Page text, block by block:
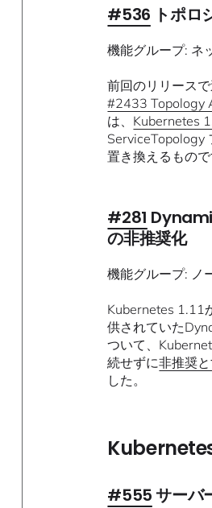
#536 トポロ
機能グループ: ネ
前回のリリースで
#2433 Topology
は、 Kubernetes
ServiceTopology
置き換えるもので
#281
の非推奨化
機能グループ: ノ
Kubernetes 1.11
供されていた
ついて、
続せずに非推奨
した。
#555サーバ